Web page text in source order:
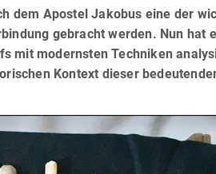
dem Apostel Jakobus eine der
gebracht werden. Nun hat
mit modernsten Techniken
Kontext dieser